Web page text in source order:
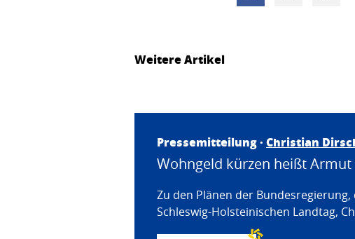
Weitere Artikel
Pressemitteilung · Christian
Wohngeld kürzen heißt
Zu den Plänen der
Schleswig-Holsteinischen Landtag,